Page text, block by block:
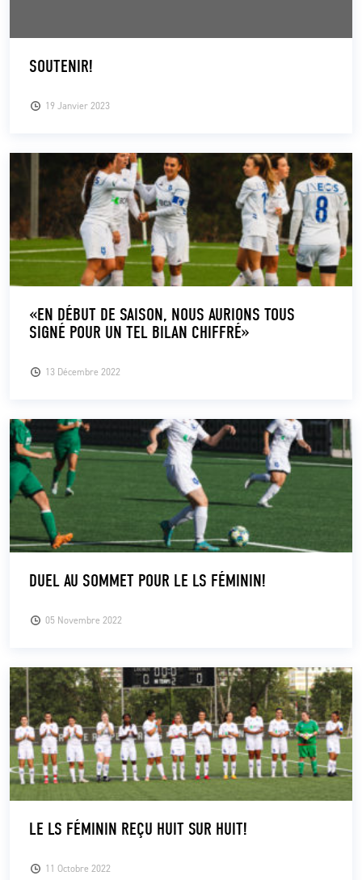
19 Janvier 2023
SOUTENIR!
13 Décembre 2022
«EN DÉBUT DE SAISON, NOUS AURIONS TOUS
SIGNÉ POUR UN TEL BILAN CHIFFRÉ»
05 Novembre 2022
DUEL AU SOMMET POUR LE LS FÉMININ!
11 Octobre 2022
LE LS FÉMININ REÇU HUIT SUR HUIT!